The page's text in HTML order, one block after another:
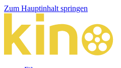
Zum Hauptinhalt springen